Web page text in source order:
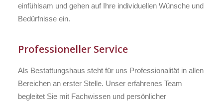
einfühlsam und gehen auf Ihre individuellen Wünsche und
Bedürfnisse ein.
Professioneller Service
Als Bestattungshaus steht für uns Professionalität in allen
Bereichen an erster Stelle. Unser erfahrenes Team
begleitet Sie mit Fachwissen und persönlicher